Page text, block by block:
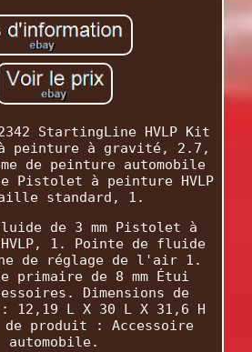
StartingLine HVLP Kit
peinture à gravité, 2.7,
de peinture automobile
Pistolet à peinture HVLP
standard, 1.
de 3 mm Pistolet à
1. Pointe de fluide
de réglage de l'air 1.
primaire de 8 mm Étui
Dimensions de
12,19 L X 30 L X 31,6 H
de produit : Accessoire
automobile.